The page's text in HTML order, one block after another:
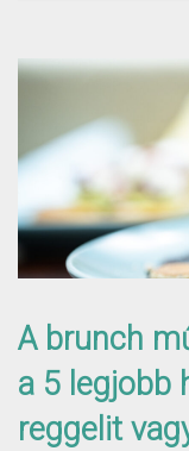
A brunch
a 5 legjobb
reggelit